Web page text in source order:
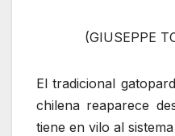
(GIUSEPPE
El tradicional
chilena reaparece
tiene en vilo al